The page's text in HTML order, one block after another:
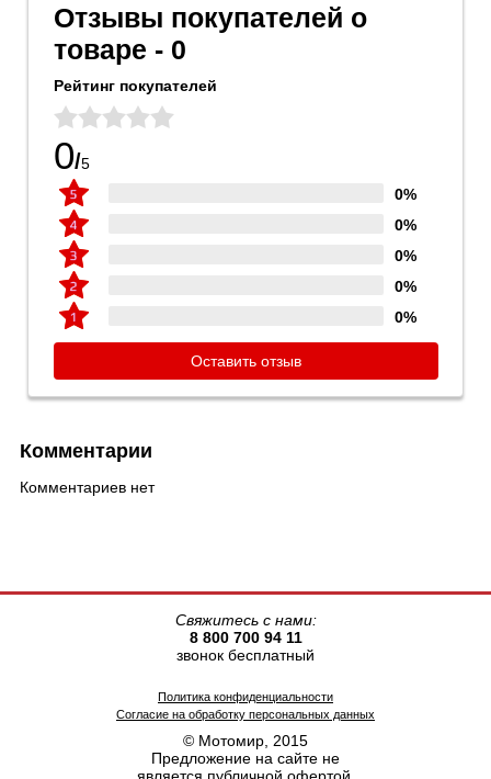
Отзывы покупателей о
товаре - 0
Рейтинг покупателей
0/5
0%
0%
0%
0%
0%
Оставить отзыв
Комментарии
Комментариев нет
© Мотомир, 2015
Предложение на сайте не
Политика конфиденциальности
Согласие на обработку персональных данных
Свяжитесь с нами:
8 800 700 94 11
звонок бесплатный